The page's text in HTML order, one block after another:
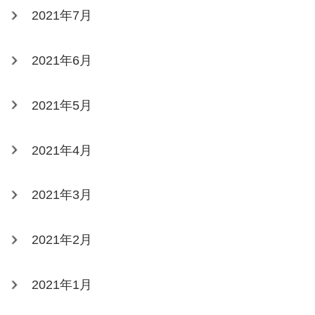
2021年7月
2021年6月
2021年5月
2021年4月
2021年3月
2021年2月
2021年1月